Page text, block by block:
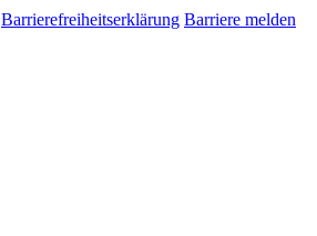
Barrierefreiheitserklärung Barriere melden